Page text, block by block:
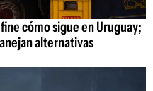
cómo sigue en Uruguay;
alternativas